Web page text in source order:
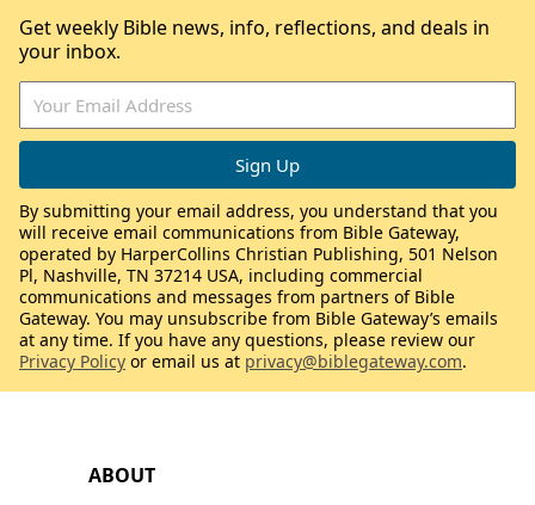
ABOUT
Get weekly Bible news, info, reflections, and deals in
your inbox.
By submitting your email address, you understand that you
will receive email communications from Bible Gateway,
operated by HarperCollins Christian Publishing, 501 Nelson
Pl, Nashville, TN 37214 USA, including commercial
communications and messages from partners of Bible
Gateway. You may unsubscribe from Bible Gateway’s emails
at any time. If you have any questions, please review our
Privacy Policy or email us at privacy@biblegateway.com.